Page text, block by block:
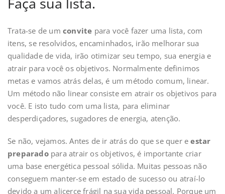
Trata-se de um convite para você fazer uma lista, com
itens, se resolvidos, encaminhados, irão melhorar sua
qualidade de vida, irão otimizar seu tempo, sua energia e
atrair para você os objetivos. Normalmente definimos
metas e vamos atrás delas, é um método comum, linear.
Um método não linear consiste em atrair os objetivos para
você. E isto tudo com uma lista, para eliminar
desperdiçadores, sugadores de energia, atenção.
Se não, vejamos. Antes de ir atrás do que se quer eestar
preparadopara atrair os objetivos, é importante criar
uma base energética pessoal sólida. Muitas pessoas não
conseguem manter-se em estado de sucesso ou atraí-lo
devido a um alicerce frágil na sua vida pessoal. Porque um